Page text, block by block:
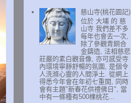
慈山寺(桃花園記)
位於 大埔 的 慈
山寺 我們差不多
每年也會去一次,
除了參觀青銅合
金鑄造, 法相慈悲
莊嚴的素白觀音像, 亦可感受寺
內環境寧靜舒暢的氛圍, 是個令
人洗滌心靈的人間淨土. 從網上
得悉今年會在年初七重開, 同時
會有主題"新春花供禮佛日", 當
中有一條種有500棵桃花...